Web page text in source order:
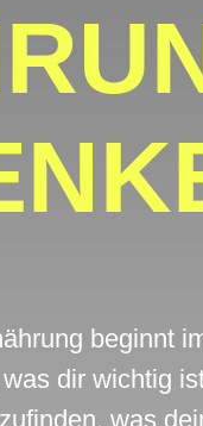
beginnt
dir wichtig
was